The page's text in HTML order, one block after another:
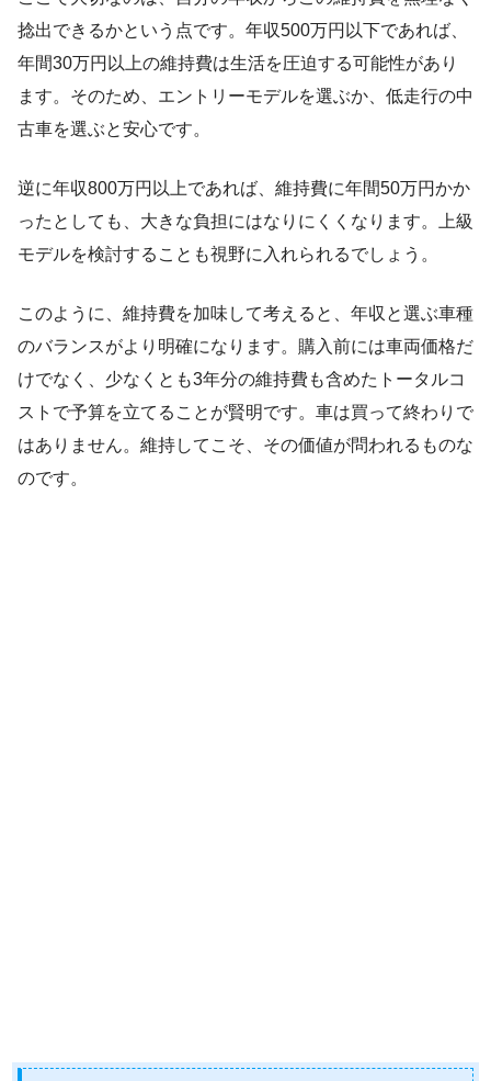
捻出できるかという点です。年収500万円以下であれば、
年間30万円以上の維持費は生活を圧迫する可能性があり
ます。そのため、エントリーモデルを選ぶか、低走行の中
古車を選ぶと安心です。
逆に年収800万円以上であれば、維持費に年間50万円かか
ったとしても、大きな負担にはなりにくくなります。上級
モデルを検討することも視野に入れられるでしょう。
このように、維持費を加味して考えると、年収と選ぶ車種
のバランスがより明確になります。購入前には車両価格だ
けでなく、少なくとも3年分の維持費も含めたトータルコ
ストで予算を立てることが賢明です。車は買って終わりで
はありません。維持してこそ、その価値が問われるものな
のです。